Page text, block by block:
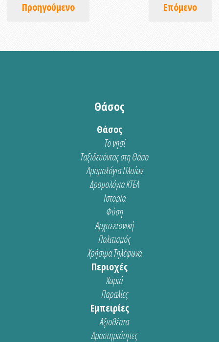
Προηγούμενο Επόμενο
Θάσος
Θάσος
Το νησί
Ταξιδευόντας στη Θάσο
Δρομολόγια Πλοίων
Δρομολόγια ΚΤΕΛ
Ιστορία
Φύση
Αρχιτεκτονική
Πολιτισμός
Χρήσιμα Τηλέφωνα
Περιοχές
Χωριά
Παραλίες
Εμπειρίες
Αξιοθέατα
Δραστηριότητες